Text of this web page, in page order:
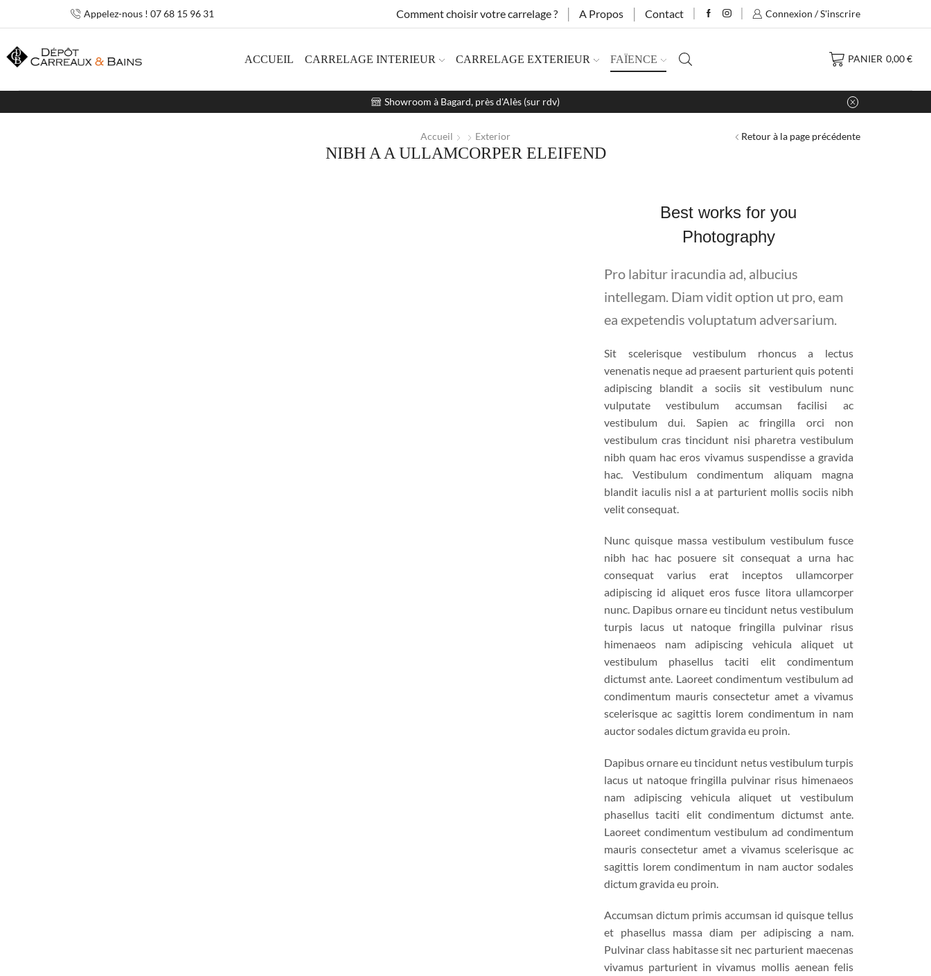
Appelez-nous ! 07 68 15 96 31 Comment choisir votre carrelage ? A Propos Contact Connexion / S'inscrire
ACCUEIL CARRELAGE INTERIEUR CARRELAGE EXTERIEUR FAÏENCE PANIER 0,00€
Showroom à Bagard, près d'Alès (sur rdv)
Retour à la page précédente
Accueil Exterior
NIBH A A ULLAMCORPER ELEIFEND
Best works for you
Photography
Pro labitur iracundia ad, albucius
intellegam. Diam vidit option ut pro, eam
ea expetendis voluptatum adversarium.
Sit scelerisque vestibulum rhoncus a lectus
venenatis neque ad praesent parturient quis potenti
adipiscing blandit a sociis sit vestibulum nunc
vulputate vestibulum accumsan facilisi ac
vestibulum dui. Sapien ac fringilla orci non
vestibulum cras tincidunt nisi pharetra vestibulum
nibh quam hac eros vivamus suspendisse a gravida
hac. Vestibulum condimentum aliquam magna
blandit iaculis nisl a at parturient mollis sociis nibh
velit consequat.
Nunc quisque massa vestibulum vestibulum fusce
nibh hac hac posuere sit consequat a urna hac
consequat varius erat inceptos ullamcorper
adipiscing id aliquet eros fusce litora ullamcorper
nunc. Dapibus ornare eu tincidunt netus vestibulum
turpis lacus ut natoque fringilla pulvinar risus
himenaeos nam adipiscing vehicula aliquet ut
vestibulum phasellus taciti elit condimentum
dictumst ante. Laoreet condimentum vestibulum ad
condimentum mauris consectetur amet a vivamus
scelerisque ac sagittis lorem condimentum in nam
auctor sodales dictum gravida eu proin.
Dapibus ornare eu tincidunt netus vestibulum turpis
lacus ut natoque fringilla pulvinar risus himenaeos
nam adipiscing vehicula aliquet ut vestibulum
phasellus taciti elit condimentum dictumst ante.
Laoreet condimentum vestibulum ad condimentum
mauris consectetur amet a vivamus scelerisque ac
sagittis lorem condimentum in nam auctor sodales
dictum gravida eu proin.
Accumsan dictum primis accumsan id quisque tellus
et phasellus massa diam per adipiscing a nam.
Pulvinar class habitasse sit nec parturient maecenas
vivamus parturient in vivamus mollis aenean felis